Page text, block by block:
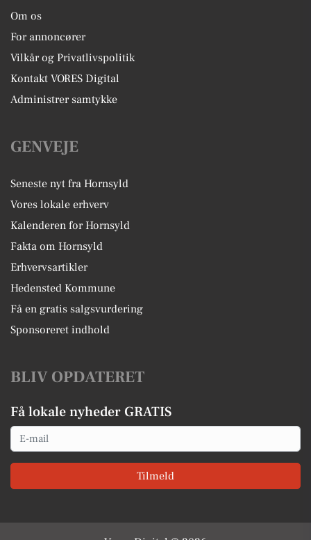
Om os
For annoncører
Vilkår og Privatlivspolitik
Kontakt VORES Digital
Administrer samtykke
GENVEJE
Seneste nyt fra Hornsyld
Vores lokale erhverv
Kalenderen for Hornsyld
Fakta om Hornsyld
Erhvervsartikler
Hedensted Kommune
Få en gratis salgsvurdering
Sponsoreret indhold
BLIV OPDATERET
Få lokale nyheder GRATIS
Email
Tilmeld